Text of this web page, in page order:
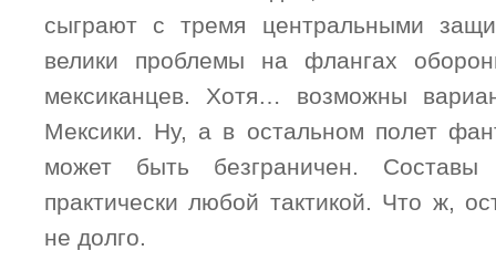
сыграют с тремя центральными
велики проблемы на флангах
мексиканцев. Хотя… возможны
Мексики. Ну, а в остальном полет
может быть безграничен. Составы
практически любой тактикой. Что ж,
не долго.